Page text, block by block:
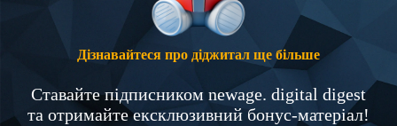
Дізнавайтеся про діджитал ще більше
Ставайте підписником newage. digital digest
та отримайте ексклюзивний бонус-матеріал!